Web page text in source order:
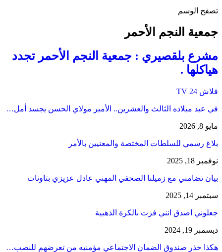
تصفح الوسم
جمعية النجم الأحمر
مشرع بلقصيري : جمعية النجم الأحمر تجدد
هياكلها .
فلاش 24 TV
في عيد ميلاده الثالث والعشرين.. الأمير مولاي الحسن يجسد أمل…
مايو 8, 2026
بلاغ رسمي للسلطات المختصة والمعنيين بالأمر
نوفمبر 18, 2025
بيان تضامني مع زميلنا الصحفي المهني عادل عزيزي بتاونات
سبتمبر 14, 2025
جعلوني اصدق انني فزت بالكرة الذهبية
ديسمبر 19, 2024
هكذا حذر صندوق الضمان الاجتماعي مؤمنيه من تعرضهم للنصب…